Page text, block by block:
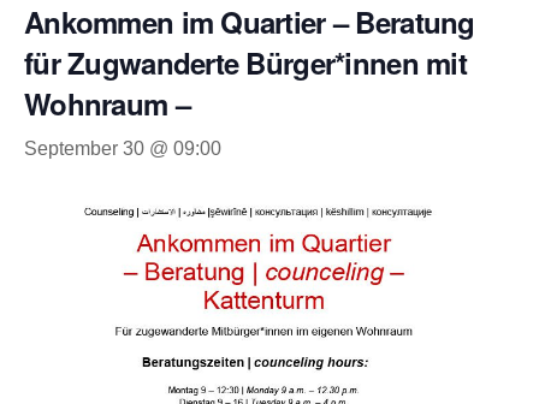
Ankommen im Quartier – Beratung
für Zugwanderte Bürger*innen mit
Wohnraum –
September 30 @ 09:00